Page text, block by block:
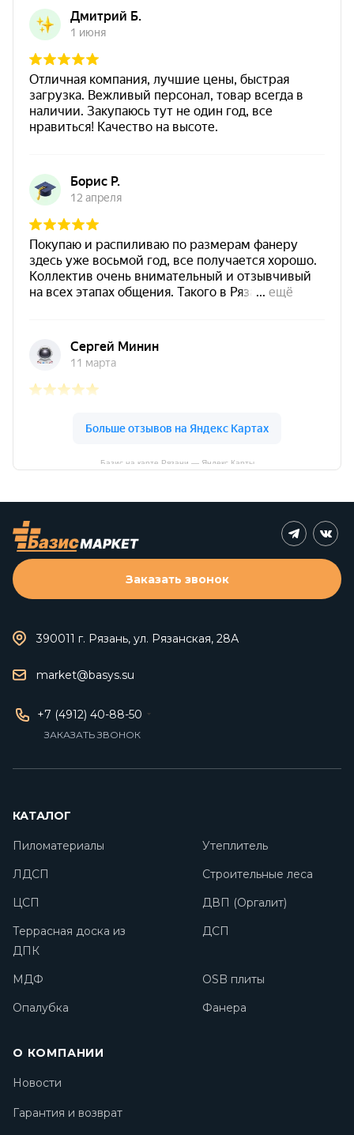
Базис на карте Рязани — Яндекс Карты
390011 г. Рязань, ул. Рязанская, 28А
market@basys.su
+7 (4912) 40-88-50
ЗАКАЗАТЬ ЗВОНОК
Заказать звонок
КАТАЛОГ
Пиломатериалы
Утеплитель
ЛДСП
Строительные леса
ЦСП
ДВП (Оргалит)
Террасная доска из
ДПК
ДСП
МДФ
OSB плиты
Опалубка
Фанера
О КОМПАНИИ
Новости
Гарантия и возврат